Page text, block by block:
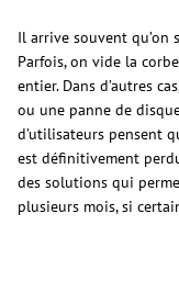
Il arrive souvent qu’on
Parfois, on vide la
entier. Dans d’autres
ou une panne de
d’utilisateurs pensent
est définitivement
des solutions qui
plusieurs mois, si